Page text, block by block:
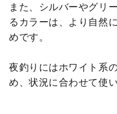
また、シルバーやグリ
るカラーは、より自然
めです。
夜釣りにはホワイト系
め、状況に合わせて使